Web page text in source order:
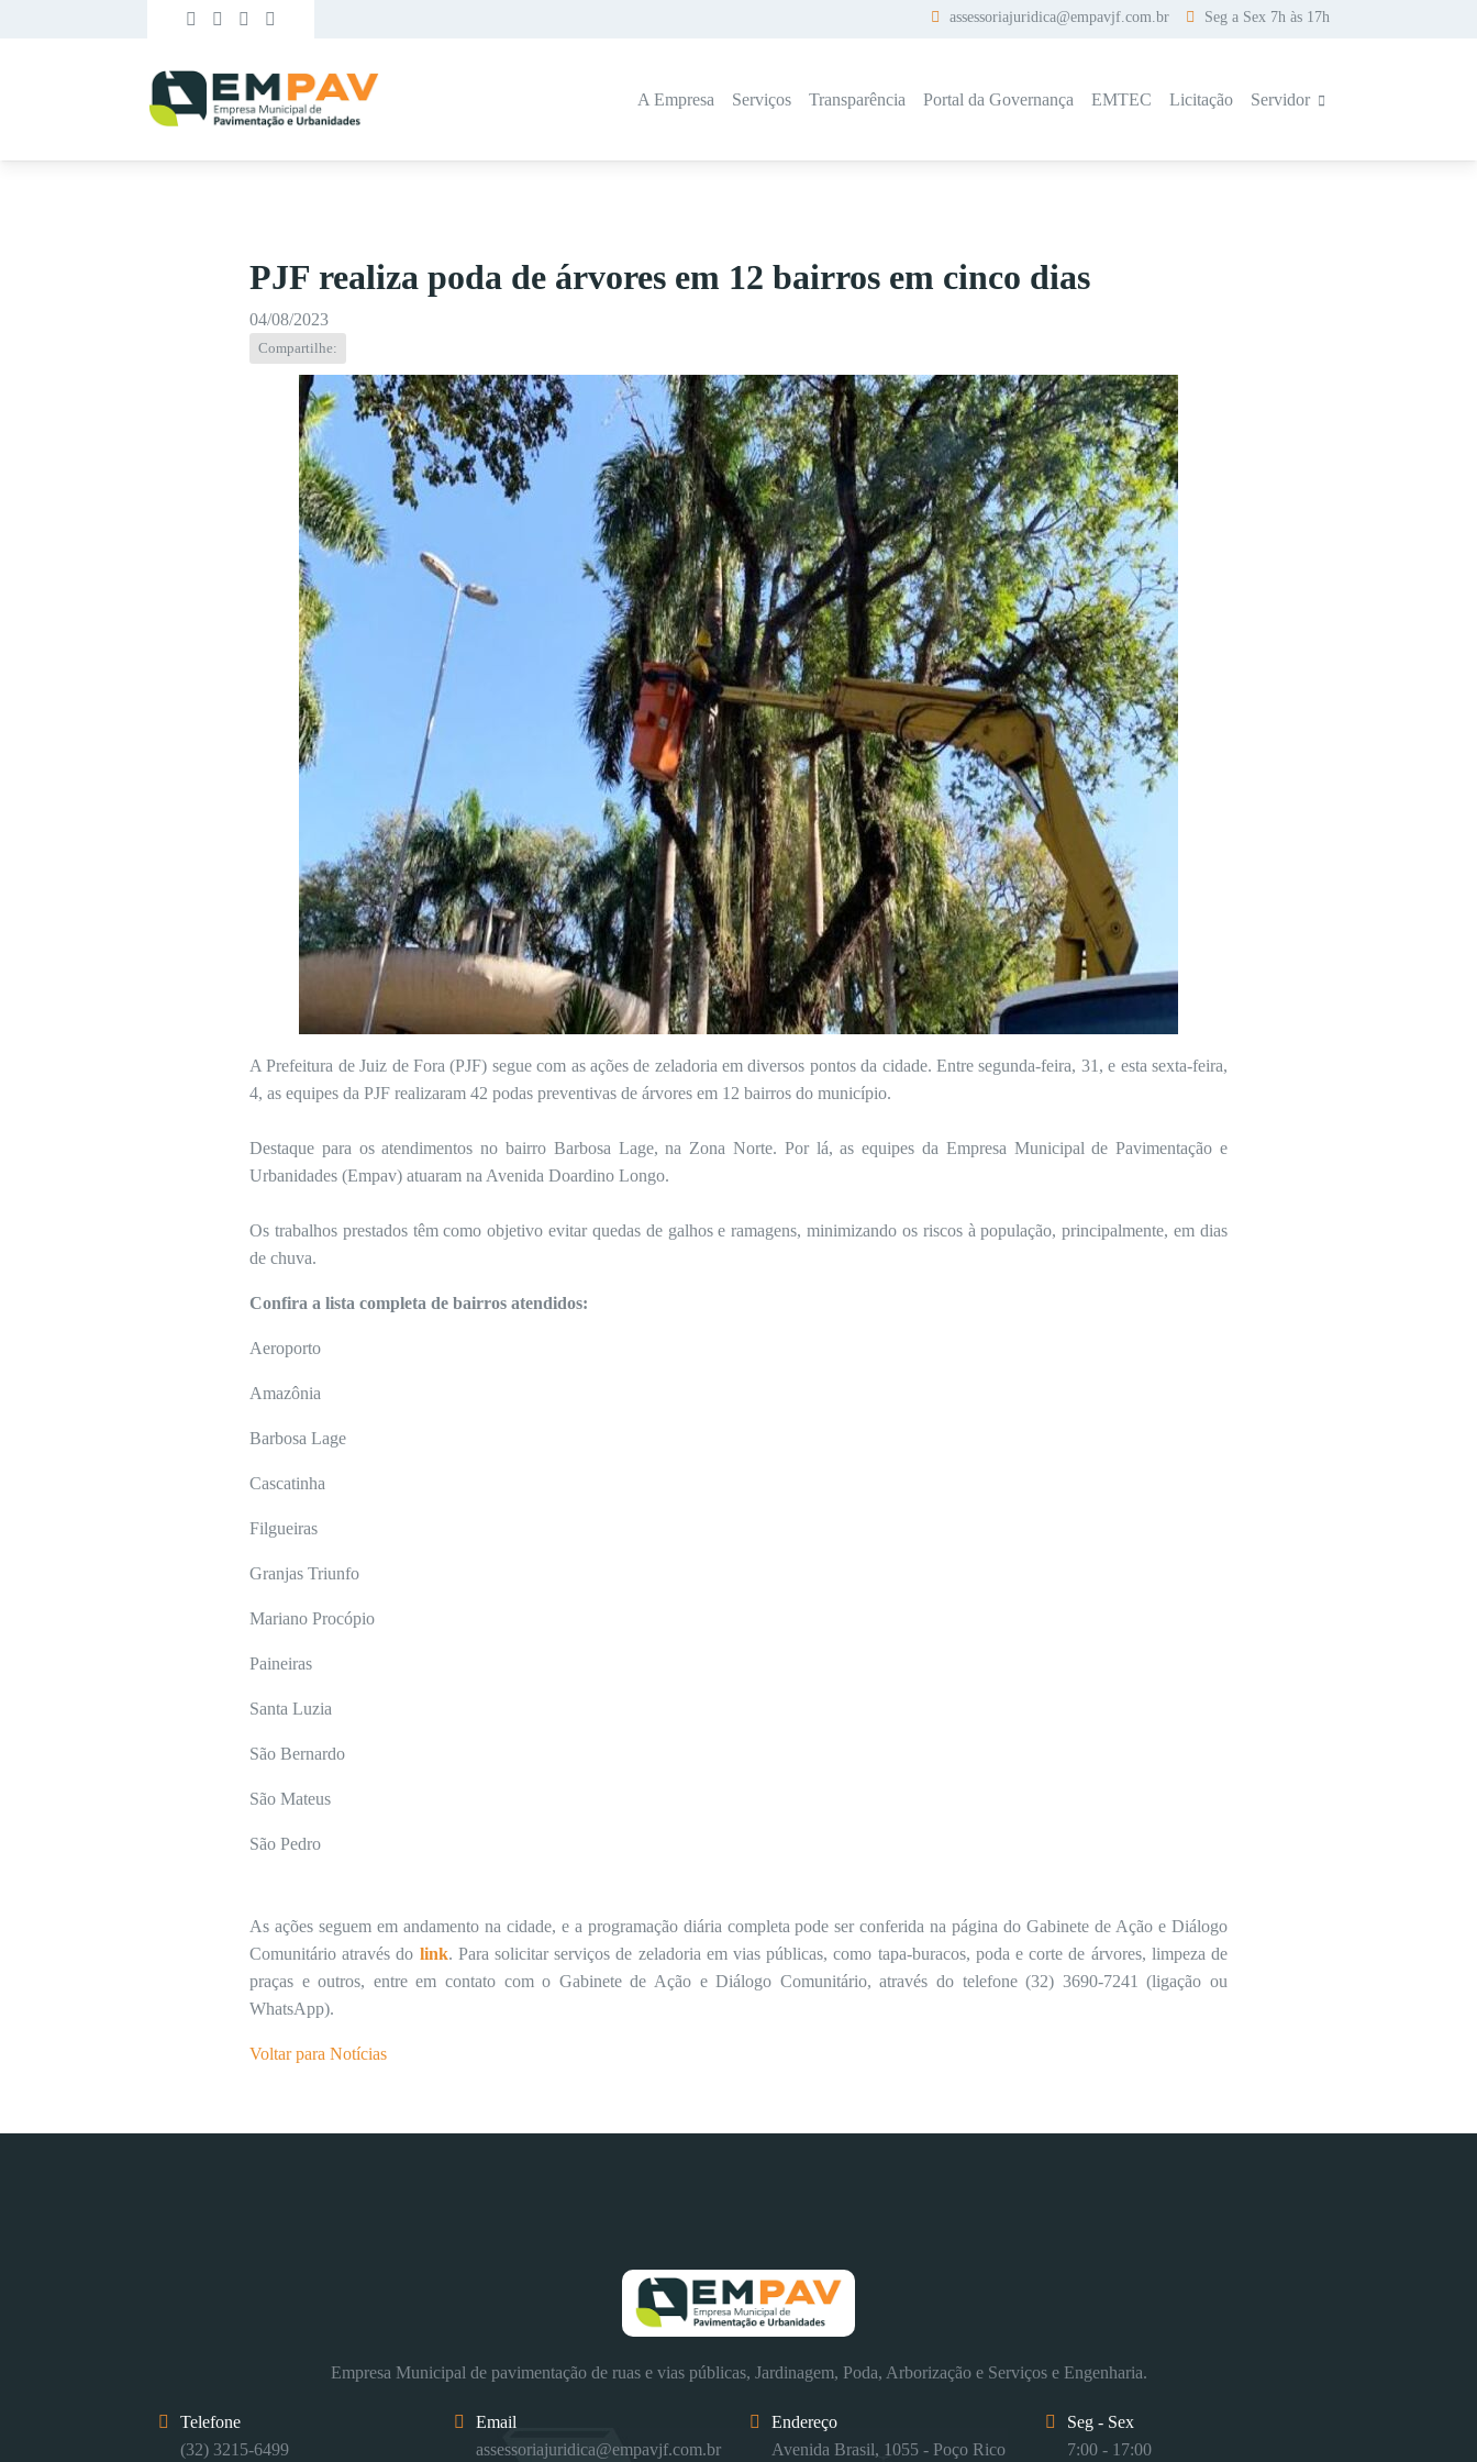
assessoriajuridica@empavjf.com.br Seg a Sex 7h às 17h
A Empresa Serviços Transparência Portal da Governança EMTEC Licitação Servidor
PJF realiza poda de árvores em 12 bairros em cinco dias
04/08/2023
Compartilhe:
A Prefeitura de Juiz de Fora (PJF) segue com as ações de zeladoria em diversos pontos da cidade. Entre segunda-feira, 31, e esta sexta-feira,
4, as equipes da PJF realizaram 42 podas preventivas de árvores em 12 bairros do município.
Destaque para os atendimentos no bairro Barbosa Lage, na Zona Norte. Por lá, as equipes da Empresa Municipal de Pavimentação e
Urbanidades (Empav) atuaram na Avenida Doardino Longo.
Os trabalhos prestados têm como objetivo evitar quedas de galhos e ramagens, minimizando os riscos à população, principalmente, em dias
de chuva.
Confira a lista completa de bairros atendidos:
Aeroporto
Amazônia
Barbosa Lage
Cascatinha
Filgueiras
Granjas Triunfo
Mariano Procópio
Paineiras
Santa Luzia
São Bernardo
São Mateus
São Pedro
As ações seguem em andamento na cidade, e a programação diária completa pode ser conferida na página do Gabinete de Ação e Diálogo
Comunitário através do link. Para solicitar serviços de zeladoria em vias públicas, como tapa-buracos, poda e corte de árvores, limpeza de
praças e outros, entre em contato com o Gabinete de Ação e Diálogo Comunitário, através do telefone (32) 3690-7241 (ligação ou
WhatsApp).
Voltar para Notícias
Empresa Municipal de pavimentação de ruas e vias públicas, Jardinagem, Poda, Arborização e Serviços e Engenharia.
Telefone
(32) 3215-6499
Email
assessoriajuridica@empavjf.com.br
Endereço
Avenida Brasil, 1055 - Poço Rico
Seg - Sex
7:00 - 17:00